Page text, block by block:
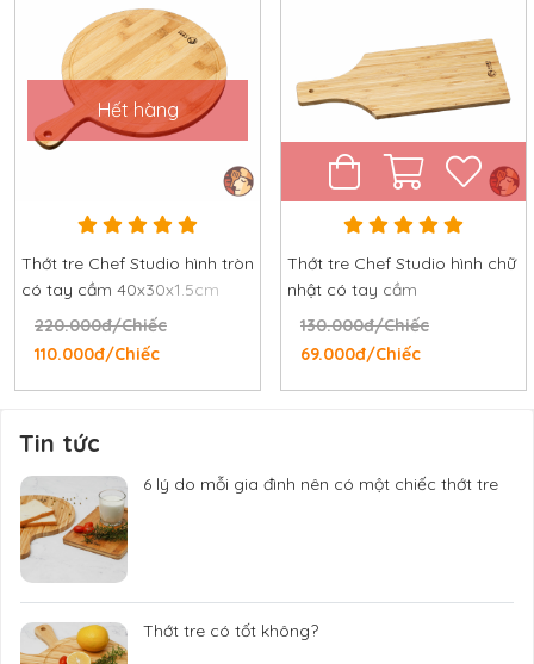
Hết hàng
Thớt tre Chef Studio hình tròn
có tay cầm 40x30x1.5cm
220.000đ/Chiếc
110.000đ/Chiếc
Thớt tre Chef Studio hình chữ
nhật có tay cầm
43.5x16x1.5cm
130.000đ/Chiếc
69.000đ/Chiếc
Tin tức
6 lý do mỗi gia đình nên có một chiếc thớt tre
Thớt tre có tốt không?